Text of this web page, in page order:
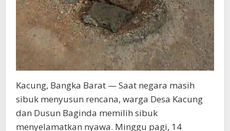
Kacung, Bangka Barat — Saat negara masih
sibuk menyusun rencana, warga Desa Kacung
dan Dusun Baginda memilih sibuk
menyelamatkan nyawa. Minggu pagi, 14